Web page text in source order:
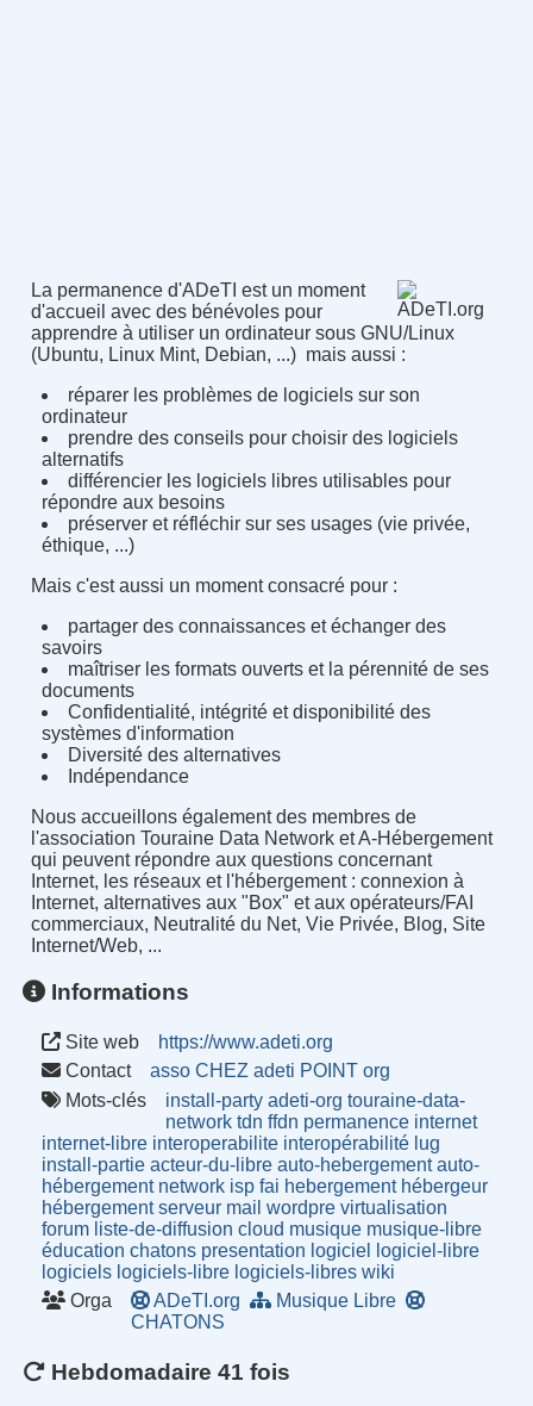
La permanence d'ADeTI est un moment
d'accueil avec des bénévoles pour
apprendre à utiliser un ordinateur sous GNU/Linux
(Ubuntu, Linux Mint, Debian, ...) mais aussi :
réparer les problèmes de logiciels sur son
ordinateur
prendre des conseils pour choisir des logiciels
alternatifs
différencier les logiciels libres utilisables pour
répondre aux besoins
préserver et réfléchir sur ses usages (vie privée,
éthique, ...)
Mais c'est aussi un moment consacré pour :
partager des connaissances et échanger des
savoirs
maîtriser les formats ouverts et la pérennité de ses
documents
Confidentialité, intégrité et disponibilité des
systèmes d'information
Diversité des alternatives
Indépendance
Nous accueillons également des membres de
l'association Touraine Data Network et A-Hébergement
qui peuvent répondre aux questions concernant
Internet, les réseaux et l'hébergement : connexion à
Internet, alternatives aux "Box" et aux opérateurs/FAI
commerciaux, Neutralité du Net, Vie Privée, Blog, Site
Internet/Web, ...
Informations
Site web
https://www.adeti.org
Contact
asso CHEZ adeti POINT org
Mots-clés
install-party adeti-org touraine-data-
network tdn ffdn permanence internet
internet-libre interoperabilite interopérabilité lug
install-partie acteur-du-libre auto-hebergement auto-
hébergement network isp fai hebergement hébergeur
hébergement serveur mail wordpre virtualisation
forum liste-de-diffusion cloud musique musique-libre
éducation chatons presentation logiciel
logiciel-libre
logiciels logiciels-libre logiciels-libres wiki
Orga
ADeTI.org
Musique Libre
CHATONS
Hebdomadaire 41 fois